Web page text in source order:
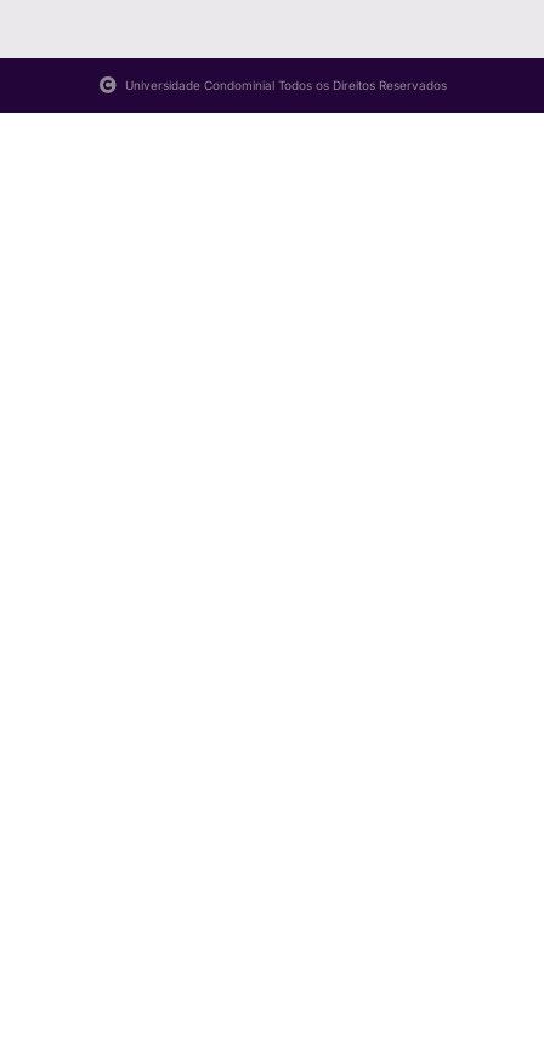
Universidade Condominial Todos os Direitos Reservados